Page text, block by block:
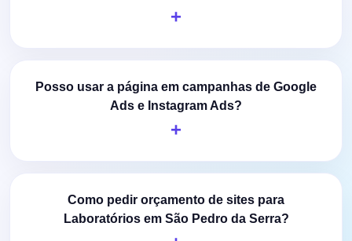
Posso usar a página em campanhas de Google
Ads e Instagram Ads?
Como pedir orçamento de sites para
Laboratórios em São Pedro da Serra?